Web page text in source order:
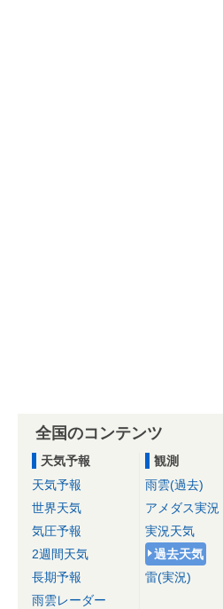
全国のコンテンツ
天気予報
天気予報
世界天気
気圧予報
2週間天気
長期予報
雨雲レーダー
観測
雨雲(過去)
アメダス実況
実況天気
過去天気
雷(実況)